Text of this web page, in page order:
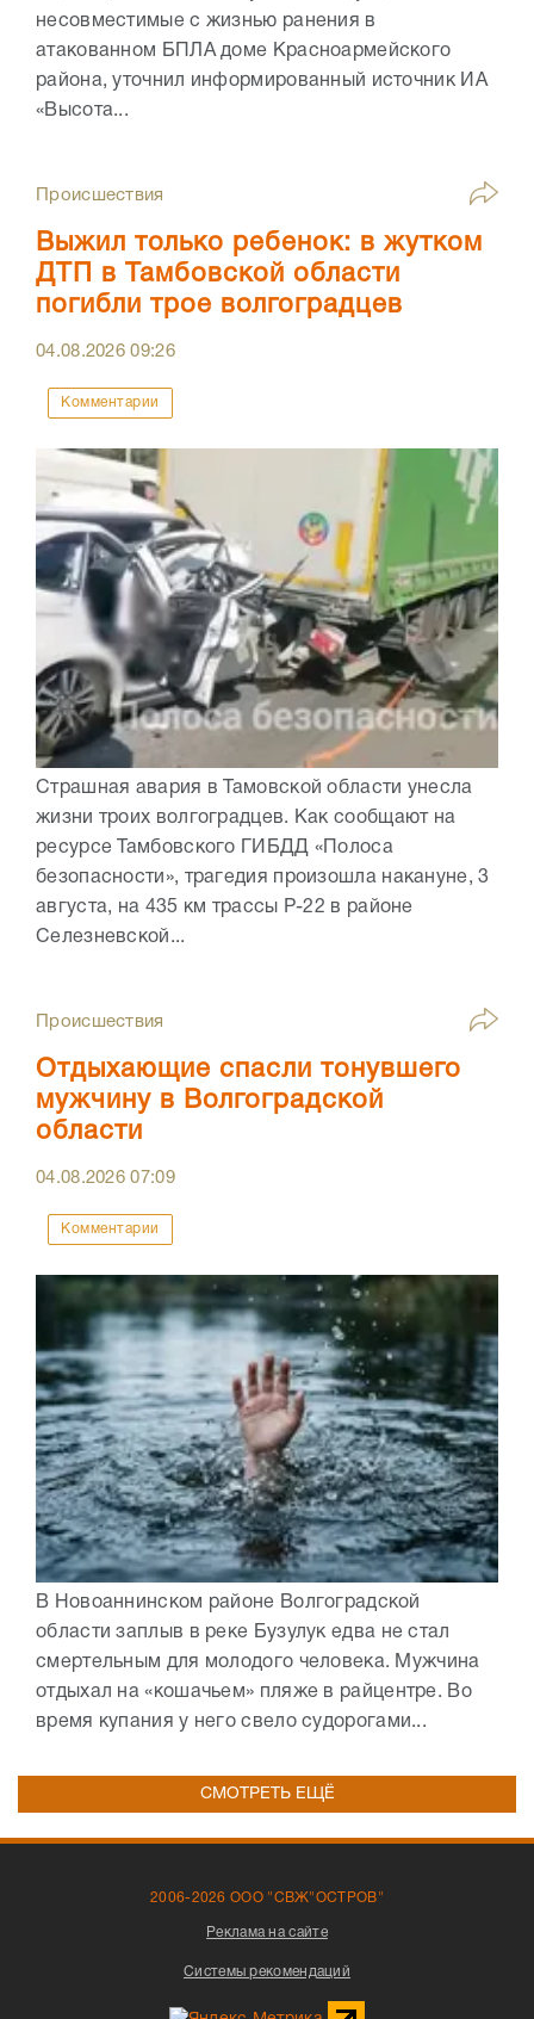
несовместимые с жизнью ранения в
атакованном БПЛА доме Красноармейского
района, уточнил информированный источник ИА
«Высота...
Происшествия
Выжил только ребенок: в жутком
ДТП в Тамбовской области
погибли трое волгоградцев
04.08.202609:26
Комментарии
Страшная авария в Тамовской области унесла
жизни троих волгоградцев. Как сообщают на
ресурсе Тамбовского ГИБДД «Полоса
безопасности», трагедия произошла накануне, 3
августа, на 435 км трассы Р-22 в районе
Селезневской...
Происшествия
Отдыхающие спасли тонувшего
мужчину в Волгоградской
области
04.08.202607:09
Комментарии
В Новоаннинском районе Волгоградской
области заплыв в реке Бузулук едва не стал
смертельным для молодого человека. Мужчина
отдыхал на «кошачьем» пляже в райцентре. Во
время купания у него свело судорогами...
СМОТРЕТЬ ЕЩЁ
2006-2026 ООО "СВЖ"ОСТРОВ"
Реклама на сайте
Системы рекомендаций